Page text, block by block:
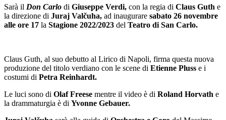
Sarà il Don Carlo di Giuseppe Verdi, con la regia di Claus Guth e
la direzione di Juraj Valčuha, ad inaugurare sabato 26 novembre
alle ore 17 la Stagione 2022/2023 del Teatro di San Carlo.
Claus Guth, al suo debutto al Lirico di Napoli, firma questa nuova
produzione del titolo verdiano con le scene di Etienne Pluss e i
costumi di Petra Reinhardt.
Le luci sono di Olaf Freese mentre il video è di Roland Horvath e
la drammaturgia è di Yvonne Gebauer.